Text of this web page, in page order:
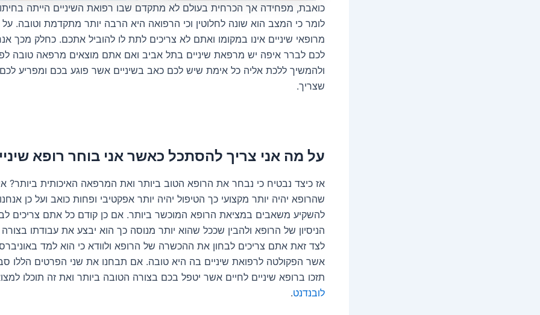
כואבת, מפחידה אך הכרחית בעולם לא מתקדם שבו רפואת השיניים הייתה
לומר כי המצב הוא שונה לחלוטין וכי הרפואה היא הרבה יותר מתקדמת וטובה.
מרופאי שיניים אינו במקומו ואתם לא צריכים לתת לו להוביל אתכם. כחלק מכך
לכם לברר איפה יש מרפאת שיניים בתל אביב ואם אתם מוצאים מרפאה טובה
ולהמשיך ללכת אליה כל אימת שיש לכם כאב בשיניים אשר פוגע בכם ומפריע
שצריך.
על מה אני צריך להסתכל כאשר אני בוחר רופא
אז כיצד נבטיח כי נבחר את הרופא הטוב ביותר ואת המרפאה האיכותית ביותר?
שהרופא יהיה יותר מקצועי כך הטיפול יהיה יותר אפקטיבי ופחות כואב ועל כן
להשקיע משאבים במציאת הרופא המוכשר ביותר. אם כן קודם כל אתם צריכים
הניסיון של הרופא ולהבין שככל שהוא יותר מנוסה כך הוא יבצע את עבודתו בצורה
לצד זאת אתם צריכים לבחון את ההכשרה של הרופא ולוודא כי הוא למד
אשר הפקולטה לרפואת שיניים בה היא טובה. אם תבחנו את שני הפרטים הללו
תזכו ברופא שיניים לחיים אשר יטפל בכם בצורה הטובה ביותר ואת זה תוכלו
לובנדנט.